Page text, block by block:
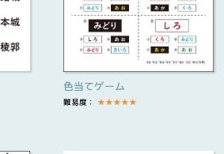
色当てゲーム
難易度： ★★★★★